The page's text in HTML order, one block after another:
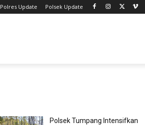
Polres Update Polsek Update
Polsek Tumpang Intensifkan